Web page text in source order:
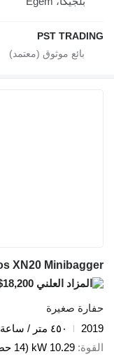
PST TRADING
XN20 Minibagger
$18,200
حفارة صغيرة
2019
٤٥٠ متر / ساعة
القوة 10.29 kW (14 حصان)